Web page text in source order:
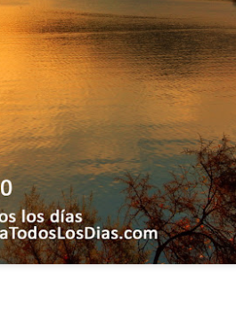
carrera continua de
esperados, la mayoría de
los logros en el cuidado del